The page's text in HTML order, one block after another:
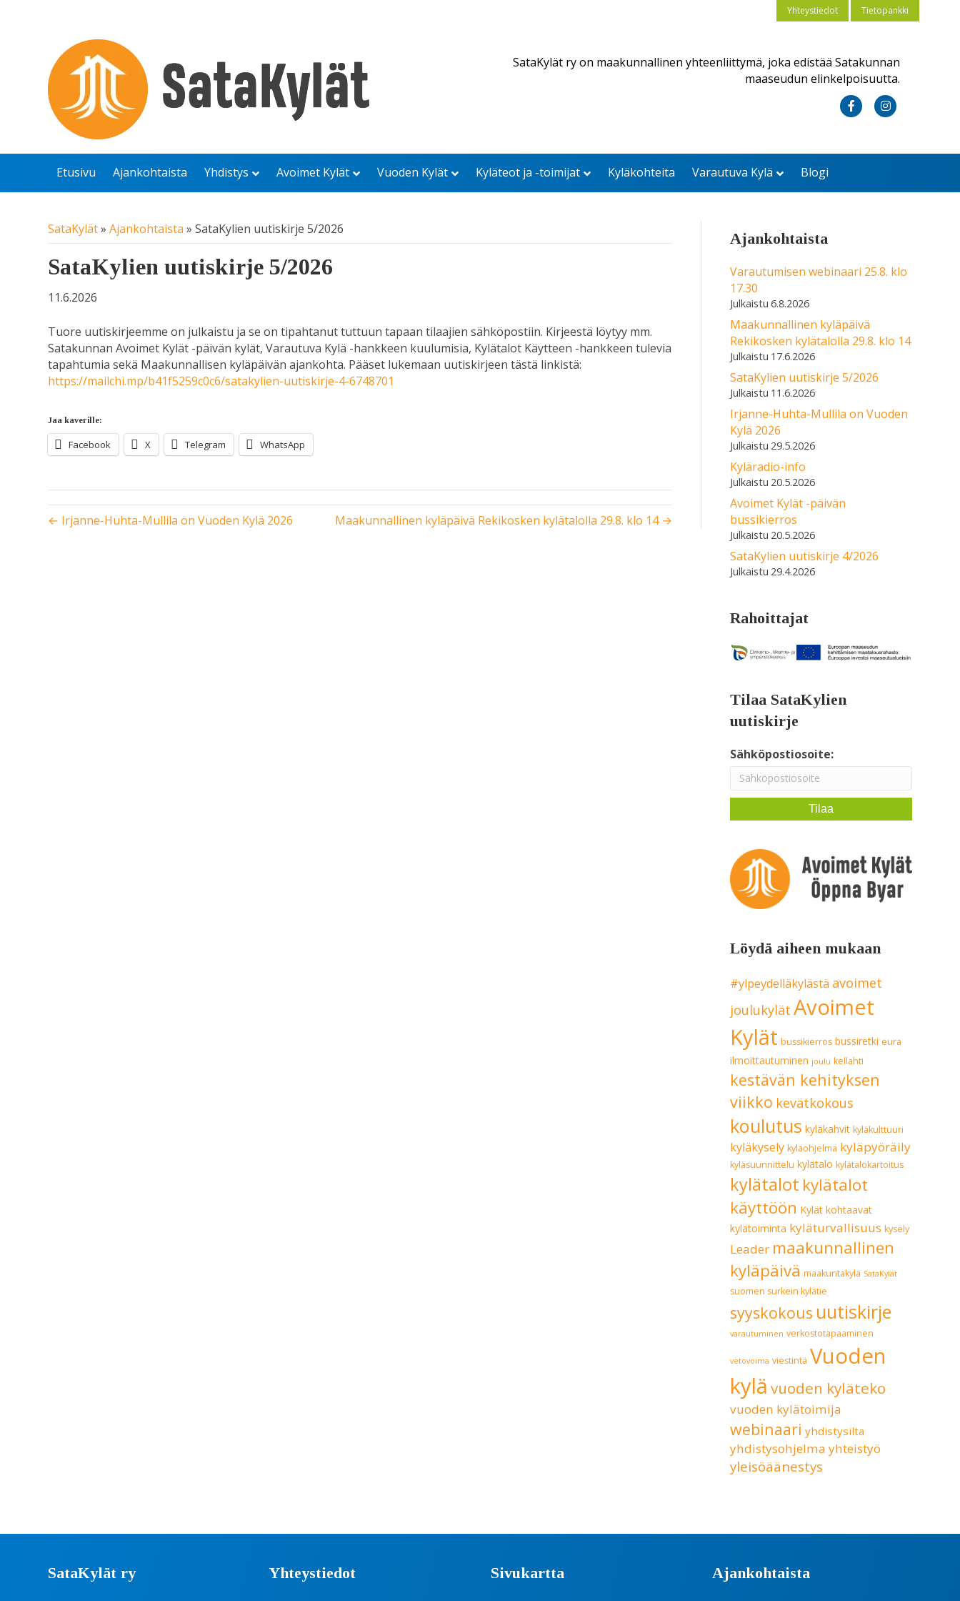
Yhteystiedot Tietopankki
SataKylät ry on maakunnallinen yhteenliittymä, joka edistää Satakunnan
maaseudun elinkelpoisuutta.
c
b
k
s
a
Etusivu Ajankohtaista Yhdistys Avoimet Kylät Vuoden Kylät Kyläteot ja -toimijat Kyläkohteita Varautuva Kylä Blogi
SataKylät»Ajankohtaista »SataKylien uutiskirje 5/2026
SataKylien uutiskirje 5/2026
11.6.2026
Tuore uutiskirjeemme on julkaistu ja se on tipahtanut tuttuun tapaan tilaajien sähköpostiin. Kirjeestä löytyy mm.
Satakunnan Avoimet Kylät -päivän kylät, Varautuva Kylä -hankkeen kuulumisia, Kylätalot Käytteen -hankkeen tulevia
tapahtumia sekä Maakunnallisen kyläpäivän ajankohta. Pääset lukemaan uutiskirjeen tästä linkistä:
https://mailchi.mp/b41f5259c0c6/satakylien-uutiskirje-4-6748701
Jaa kaverille:
Facebook X Telegram WhatsApp
← Irjanne-Huhta-Mullila on Vuoden Kylä 2026 Maakunnallinen kyläpäivä Rekikosken kylätalolla 29.8. klo 14 →
Ajankohtaista
Varautumisen webinaari 25.8. klo
17.30
6.8.2026
Maakunnallinen kyläpäivä
Rekikosken kylätalolla 29.8. klo 14
17.6.2026
SataKylien uutiskirje 5/2026
11.6.2026
Irjanne-Huhta-Mullila on Vuoden
Kylä 2026
29.5.2026
Kyläradio-info
20.5.2026
Avoimet Kylät -päivän
bussikierros
20.5.2026
SataKylien uutiskirje 4/2026
29.4.2026
Rahoittajat
Tilaa SataKylien
uutiskirje
Sähköpostiosoite:
Löydä aiheen mukaan
#ylpeydelläkylästä avoimet
joulukylät Avoimet
Kylät bussikierros bussiretki eura
ilmoittautuminen joulu kellahti
kestävän kehityksen
viikko kevätkokous
koulutus kyläkahvit kyläkulttuuri
kyläkysely kyläohjelma kyläpyöräily
kyläsuunnittelu kylätalo kylätalokartoitus
kylätalot kylätalot
käyttöön Kylät kohtaavat
kylätoiminta kyläturvallisuus kysely
Leader maakunnallinen
kyläpäivä maakuntakylä SataKylät
suomen surkein kylätie
syyskokous uutiskirje
varautuminen verkostotapaaminen
vetovoima viestintä Vuoden
kylä vuoden kyläteko
vuoden kylätoimija
webinaari yhdistysilta
yhdistysohjelma yhteistyö
yleisöäänestys
SataKylät ry Yhteystiedot Sivukartta Ajankohtaista